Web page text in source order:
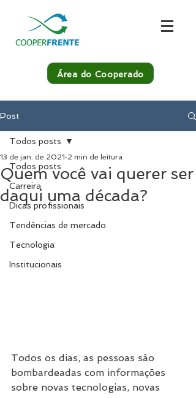
Área do Cooperado
Post
Todos posts
Carreira
Dicas profissionais
Tendências de mercado
Tecnologia
Institucionais
Todos posts
Quem você vai querer ser
daqui uma década?
13 de jan. de 2021 2 min de leitura
Todos os dias, as pessoas são
bombardeadas com informações
sobre novas tecnologias, novas